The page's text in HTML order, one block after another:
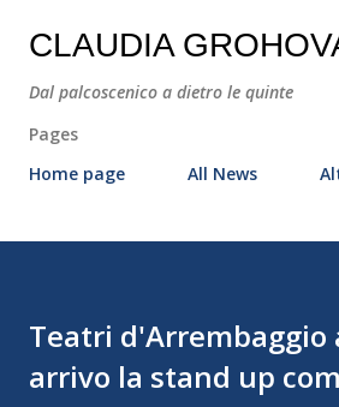
Passa ai contenuti
CLAUDIA
Dal palcoscenico a dietro le quinte
Pages
Home page
All News
Teatri d'Arrembaggio
arrivo la stand up